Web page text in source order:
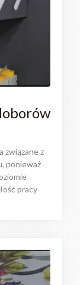
związane z
ponieważ
pracy